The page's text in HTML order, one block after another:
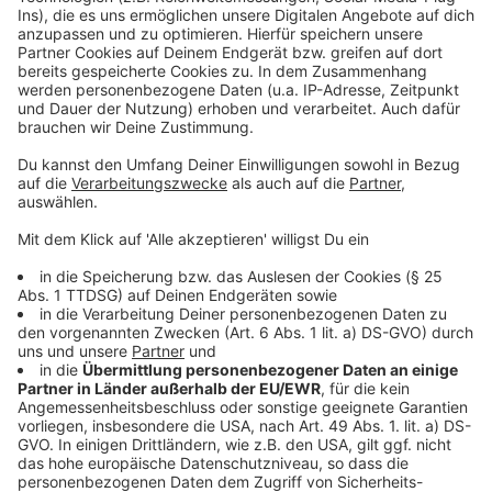
Daily Hannes|Habt ihr ein Hobby? Reiten für viele mehr
als das. Bestimmung, Leidenschaft, Lebensaufgabe. Für
Comedian Hannes Höfer ist es etwas weniger.
Mehr laden
Anzeige
Podcasts
Kölsch un Jot
Es geht um spannende und fesselnde Geschichten aus
dem Karneval, dem Brauchtum, der Kölschen Musikszene.
Bergisch Backstage